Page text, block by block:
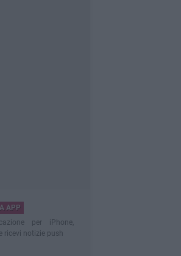
APP
per iPhone,
ricevi notizie push